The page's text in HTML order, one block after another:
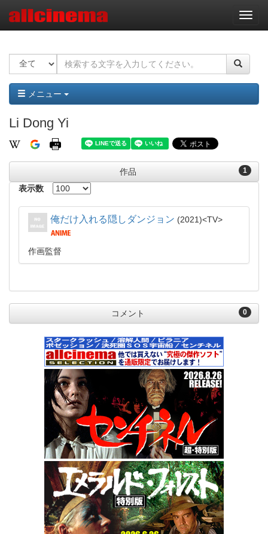
ナ
ビ
ー
ョ
ン
メニュー
Li Dong Yi
1
作品
表示数
俺だけ入れる隠しダンジョン 2021 TV
作画監督
0
コメント